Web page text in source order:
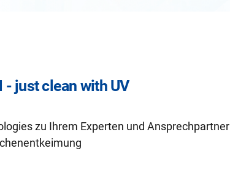
- just clean with UV
zu Ihrem Experten und Ansprechpartner